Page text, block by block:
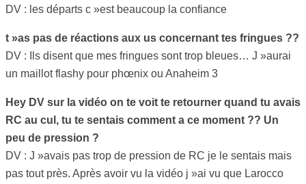
DV : les départs c »est beaucoup la confiance
t »as pas de réactions aux us concernant tes fringues ??
DV : Ils disent que mes fringues sont trop bleues… J »aurai
un maillot flashy pour phœnix ou Anaheim 3
Hey DV sur la vidéo on te voit te retourner quand tu avais
RC au cul, tu te sentais comment a ce moment ?? Un
peu de pression ?
DV : J »avais pas trop de pression de RC je le sentais mais
pas tout près. Après avoir vu la vidéo j »ai vu que Larocco